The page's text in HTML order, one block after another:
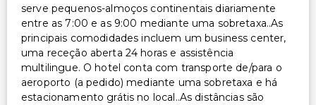
serve pequenos-almoços continentais diariamente
entre as 7:00 e as 9:00 mediante uma sobretaxa..As
principais comodidades incluem um business center,
uma receção aberta 24 horas e assistência
multilingue. O hotel conta com transporte de/para o
aeroporto (a pedido) mediante uma sobretaxa e há
estacionamento grátis no local..As distâncias são